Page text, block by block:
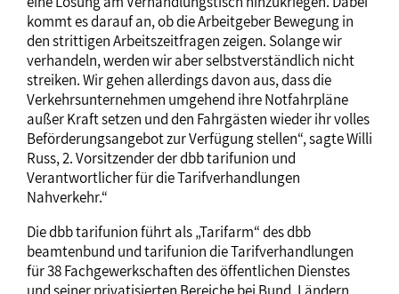
kommt es darauf an, ob die Arbeitgeber Bewegung in
den strittigen Arbeitszeitfragen zeigen. Solange wir
verhandeln, werden wir aber selbstverständlich nicht
streiken. Wir gehen allerdings davon aus, dass die
Verkehrsunternehmen umgehend ihre Notfahrpläne
außer Kraft setzen und den Fahrgästen wieder ihr volles
Beförderungsangebot zur Verfügung stellen“, sagte Willi
Russ, 2. Vorsitzender der dbb tarifunion und
Verantwortlicher für die Tarifverhandlungen
Nahverkehr.“
Die dbb tarifunion führt als „Tarifarm“ des dbb
beamtenbund und tarifunion die Tarifverhandlungen
für 38 Fachgewerkschaften des öffentlichen Dienstes